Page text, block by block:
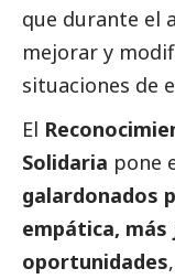
que durante el
mejorar y
situaciones de
El
Solidaria pone
galardonados
empática,
oportunidades